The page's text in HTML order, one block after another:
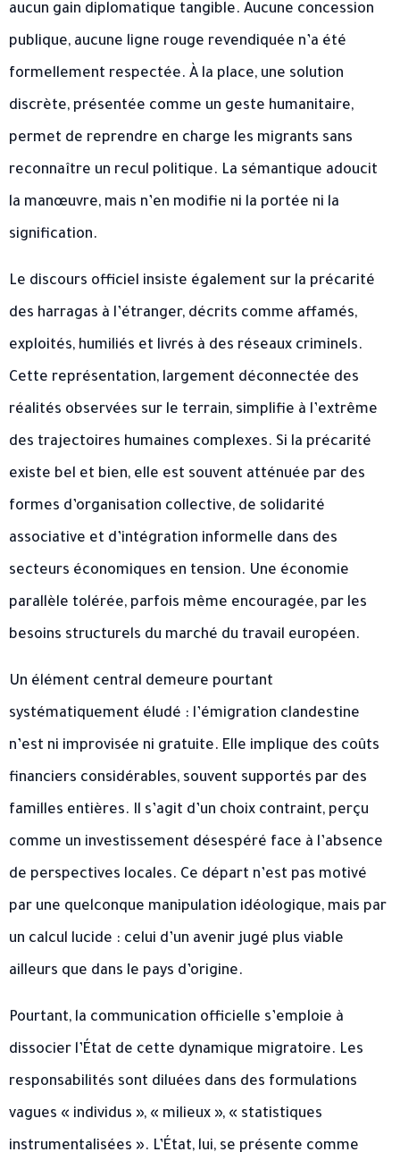
aucun gain diplomatique tangible. Aucune concession
publique, aucune ligne rouge revendiquée n’a été
formellement respectée. À la place, une solution
discrète, présentée comme un geste humanitaire,
permet de reprendre en charge les migrants sans
reconnaître un recul politique. La sémantique adoucit
la manœuvre, mais n’en modifie ni la portée ni la
signification.
Le discours officiel insiste également sur la précarité
des harragas à l’étranger, décrits comme affamés,
exploités, humiliés et livrés à des réseaux criminels.
Cette représentation, largement déconnectée des
réalités observées sur le terrain, simplifie à l’extrême
des trajectoires humaines complexes. Si la précarité
existe bel et bien, elle est souvent atténuée par des
formes d’organisation collective, de solidarité
associative et d’intégration informelle dans des
secteurs économiques en tension. Une économie
parallèle tolérée, parfois même encouragée, par les
besoins structurels du marché du travail européen.
Un élément central demeure pourtant
systématiquement éludé : l’émigration clandestine
n’est ni improvisée ni gratuite. Elle implique des coûts
financiers considérables, souvent supportés par des
familles entières. Il s’agit d’un choix contraint, perçu
comme un investissement désespéré face à l’absence
de perspectives locales. Ce départ n’est pas motivé
par une quelconque manipulation idéologique, mais par
un calcul lucide : celui d’un avenir jugé plus viable
ailleurs que dans le pays d’origine.
Pourtant, la communication officielle s’emploie à
dissocier l’État de cette dynamique migratoire. Les
responsabilités sont diluées dans des formulations
vagues « individus », « milieux », « statistiques
instrumentalisées ». L’État, lui, se présente comme